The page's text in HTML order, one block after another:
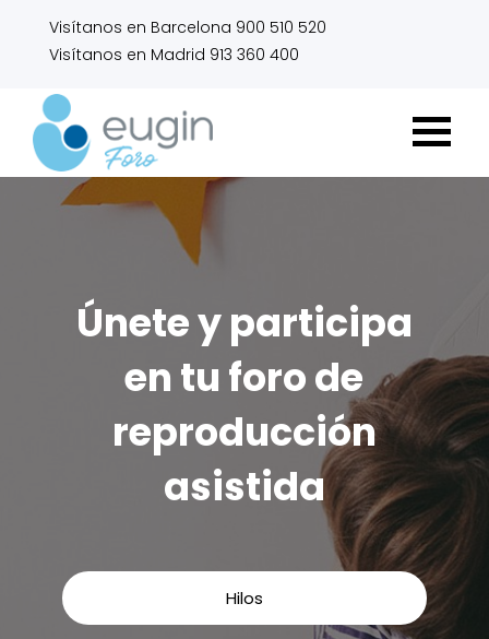
Visítanos en Barcelona 900 510 520
Visítanos en Madrid 913 360 400
Únete y participa
en tu foro de
reproducción
asistida
Hilos